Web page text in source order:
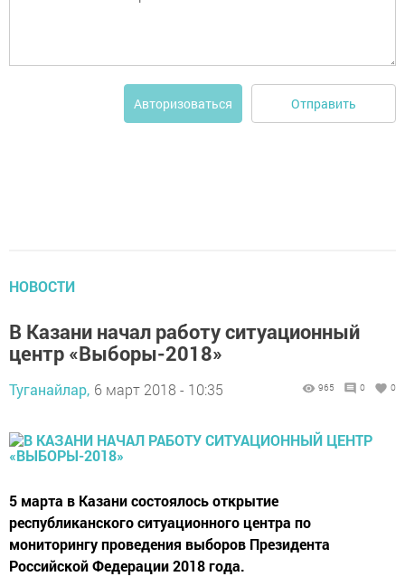
Авторизоваться Отправить
НОВОСТИ
В Казани начал работу ситуационный
центр «Выборы-2018»
Туганайлар, 6 март 2018 - 10:35 965 0 0
5 марта в Казани состоялось открытие
республиканского ситуационного центра по
мониторингу проведения выборов Президента
Российской Федерации 2018 года.